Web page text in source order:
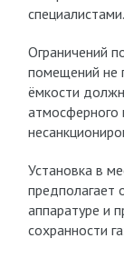
специалистами.
Ограничений
помещений не
ёмкости
атмосферного
Установка в
предполагает
аппаратуре и
сохранности